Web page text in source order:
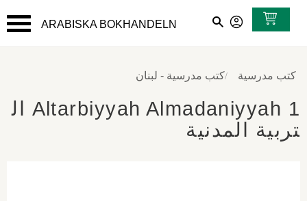
القائمة
ARABISKA BOKHANDELN
كتب مدرسية كتب مدرسية - لبنان
Altarbiyyah Almadaniyyah 1 ال
تربية المدنية